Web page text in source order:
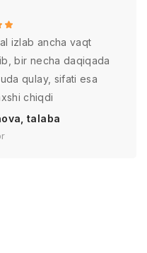
izlab ancha vaqt
bir necha daqiqada
qulay, sifati esa
chiqdi
talaba